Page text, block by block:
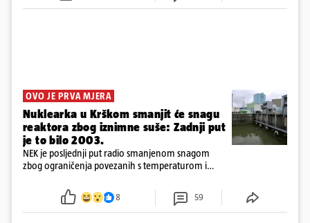
OVO JE PRVA MJERA
Nuklearka u Krškom smanjit će snagu
reaktora zbog iznimne suše: Zadnji put
je to bilo 2003.
NEK je posljednji put radio smanjenom snagom
zbog ograničenja povezanih s temperaturom i
smanjenje snage bilo potrebno više od 90 dana.
8 59